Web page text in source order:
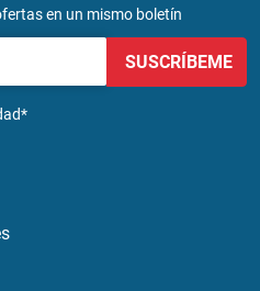
en un mismo boletín
SUSCRÍBEME